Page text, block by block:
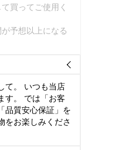
買ってご使用く
予想以上になる

て。 いつも当店
す。 では「お客
品質安心保証」を
をお楽しみくださ